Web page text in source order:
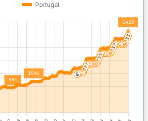
Portugal